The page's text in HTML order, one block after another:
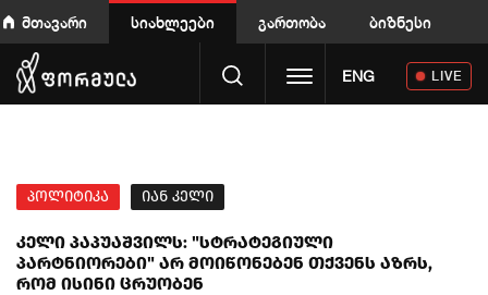
მთავარი სიახლეები გართობა ბიზნესი
Toggle navigation
ENG LIVE
პოლიტიკა იან კელი
კელი პაპუაშვილს: "სტრატეგიული
პარტნიორები" არ მოიწონებენ თქვენს აზრს,
რომ ისინი ცრუობენ